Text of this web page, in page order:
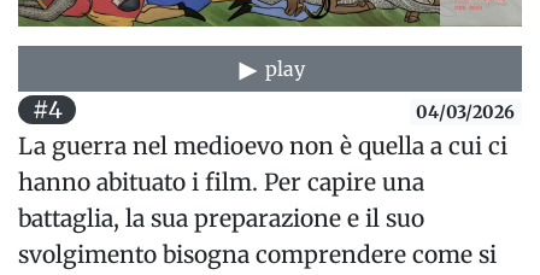
play
#4 04/03/2026
La guerra nel medioevo non è quella a cui ci
hanno abituato i film. Per capire una
battaglia, la sua preparazione e il suo
svolgimento bisogna comprendere come si